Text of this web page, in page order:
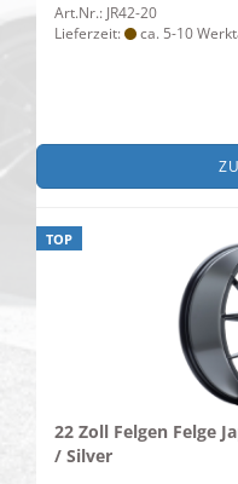
Art.Nr.: JR42-20
Lieferzeit:
ca. 5-10
TOP
22 Zoll Felgen Felge
/ Silver